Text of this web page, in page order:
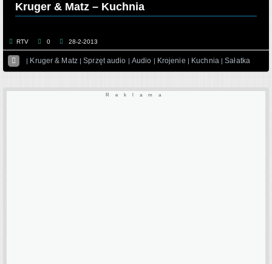
Kruger & Matz – Kuchnia
RTV 0 28-2-2013
 | Kruger & Matz|Sprzęt audio | Audio | Krojenie | Kuchnia |Sałatka
Reklama